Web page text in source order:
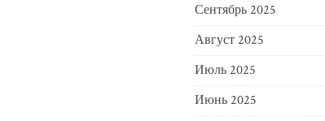
Сентябрь 2025
Август 2025
Июль 2025
Июнь 2025